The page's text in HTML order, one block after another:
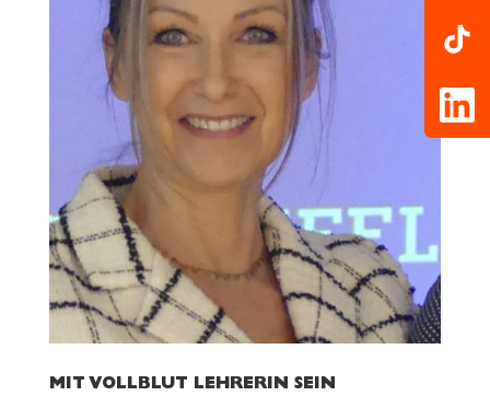
MIT VOLLBLUT LEHRERIN SEIN